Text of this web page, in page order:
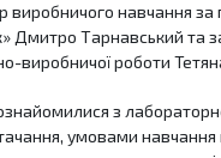
виробничого навчання
Дмитро Тарнавський та
виробничої роботи
ознайомилися з
умовами навчання